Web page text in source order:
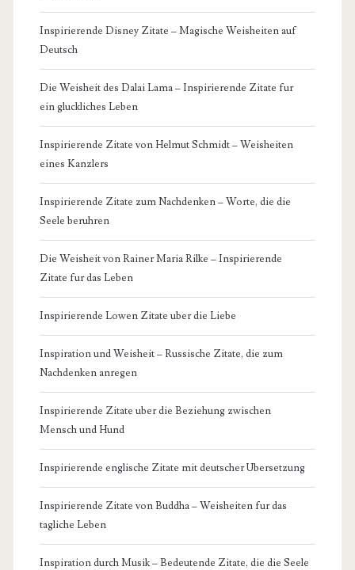
Inspirierende Disney Zitate – Magische Weisheiten auf
Deutsch
Die Weisheit des Dalai Lama – Inspirierende Zitate fur
ein gluckliches Leben
Inspirierende Zitate von Helmut Schmidt – Weisheiten
eines Kanzlers
Inspirierende Zitate zum Nachdenken – Worte, die die
Seele beruhren
Die Weisheit von Rainer Maria Rilke – Inspirierende
Zitate fur das Leben
Inspirierende Lowen Zitate uber die Liebe
Inspiration und Weisheit – Russische Zitate, die zum
Nachdenken anregen
Inspirierende Zitate uber die Beziehung zwischen
Mensch und Hund
Inspirierende englische Zitate mit deutscher Ubersetzung
Inspirierende Zitate von Buddha – Weisheiten fur das
tagliche Leben
Inspiration durch Musik – Bedeutende Zitate, die die Seele